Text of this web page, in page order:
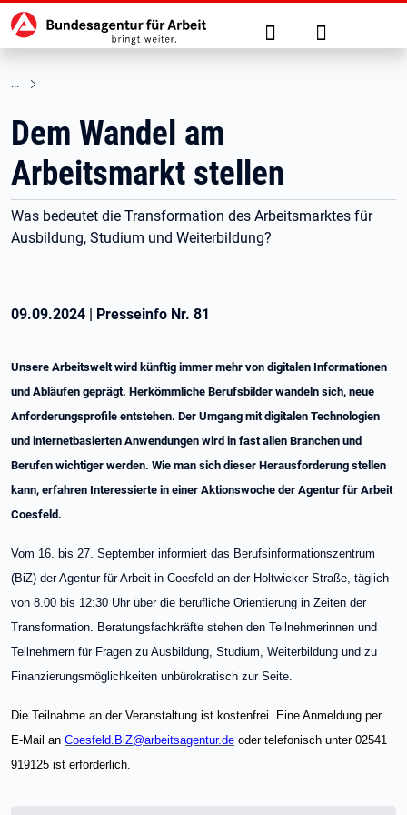
zu den Hauptinhalten springen
Hauptnavigation Suche Anmelden
Dem Wandel am
Arbeitsmarkt stellen
Was bedeutet die Transformation des Arbeitsmarktes für
Ausbildung, Studium und Weiterbildung?
09.09.2024 | Presseinfo Nr. 81
Unsere Arbeitswelt wird künftig immer mehr von digitalen Informationen
und Abläufen geprägt. Herkömmliche Berufsbilder wandeln sich, neue
Anforderungsprofile entstehen. Der Umgang mit digitalen Technologien
und internetbasierten Anwendungen wird in fast allen Branchen und
Berufen wichtiger werden. Wie man sich dieser Herausforderung stellen
kann, erfahren Interessierte in einer Aktionswoche der Agentur für Arbeit
Coesfeld.
Vom 16. bis 27. September informiert das Berufsinformationszentrum
(BiZ) der Agentur für Arbeit in Coesfeld an der Holtwicker Straße, täglich
von 8.00 bis 12:30 Uhr über die berufliche Orientierung in Zeiten der
Transformation. Beratungsfachkräfte stehen den Teilnehmerinnen und
Teilnehmern für Fragen zu Ausbildung, Studium, Weiterbildung und zu
Finanzierungsmöglichkeiten unbürokratisch zur Seite.
Die Teilnahme an der Veranstaltung ist kostenfrei. Eine Anmeldung per
E-Mail an Coesfeld.BiZ@arbeitsagentur.de oder telefonisch unter 02541
919125 ist erforderlich.